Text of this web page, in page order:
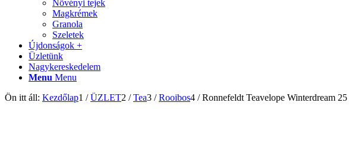
Növényi tejek
Magkrémek
Granola
Szeletek
Újdonságok +
Üzletünk
Nagykereskedelem
Menu Menu
Ön itt áll: Kezdőlap1 / ÜZLET2 / Tea3 / Rooibos4 / Ronnefeldt Teavelope Winterdream